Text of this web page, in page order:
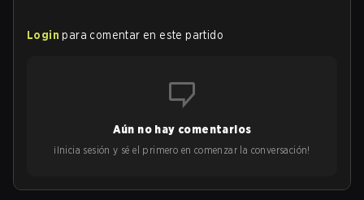
Login para comentar en este partido
Aún no hay comentarios
¡Inicia sesión y sé el primero en comenzar la conversación!